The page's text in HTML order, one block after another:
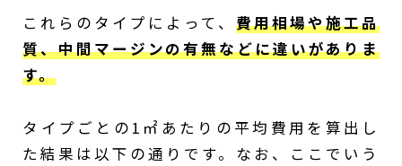
これらのタイプによって、費用相場や施工品
質、中間マージンの有無などに違いがありま
す。
タイプごとの1㎡あたりの平均費用を算出し
た結果は以下の通りです。なお、ここでいう